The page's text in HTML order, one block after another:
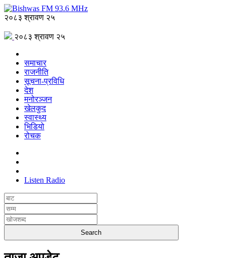
२०८३ श्रावण २५
२०८३ श्रावण २५
समाचार
राजनीति
सूचना-प्रविधि
देश
मनोरञ्जन
खेलकुद
स्वास्थ्य
भिडियो
रोचक
Listen Radio